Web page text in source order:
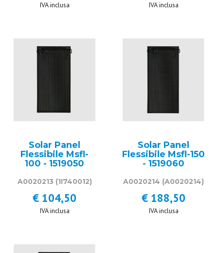
IVA inclusa IVA inclusa
Solar Panel
Flessibile Msfl-
100 - 1519050
A0020213 (1I740012)
€ 104,50
IVA inclusa
Solar Panel
Flessibile Msfl-150
- 1519060
A0020214 (A0020214)
€ 188,50
IVA inclusa